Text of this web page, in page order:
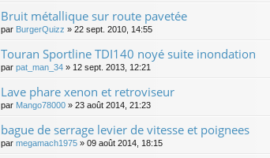
Bruit métallique sur route pavetée
par BurgerQuizz » 22 sept. 2010, 14:55
Touran Sportline TDI140 noyé suite inondation
par pat_man_34 » 12 sept. 2013, 12:21
Lave phare xenon et retroviseur
par Mango78000 » 23 août 2014, 21:23
bague de serrage levier de vitesse et poignees
par megamach1975 » 09 août 2014, 18:15